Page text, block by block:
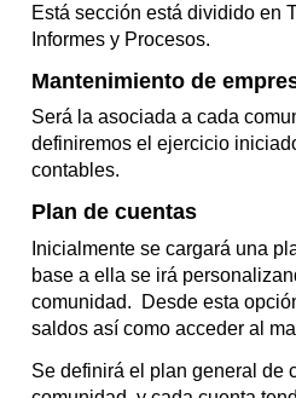
Está sección está dividido en
Informes y Procesos.
Mantenimiento de
Será la asociada a cada
definiremos el ejercicio
contables.
Plan de cuentas
Inicialmente se cargará una
base a ella se irá
comunidad. Desde esta
saldos así como acceder al
Se definirá el plan general de